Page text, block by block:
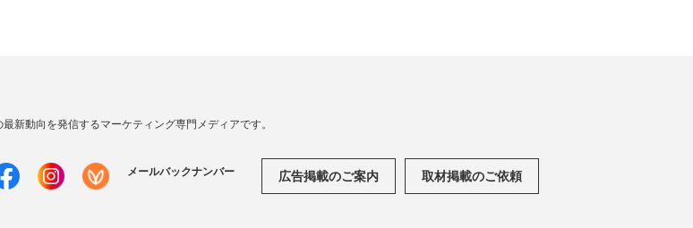
新動向を発信するマーケティング専門メディアです。
メールバックナンバー 広告掲載のご案内 取材掲載のご依頼